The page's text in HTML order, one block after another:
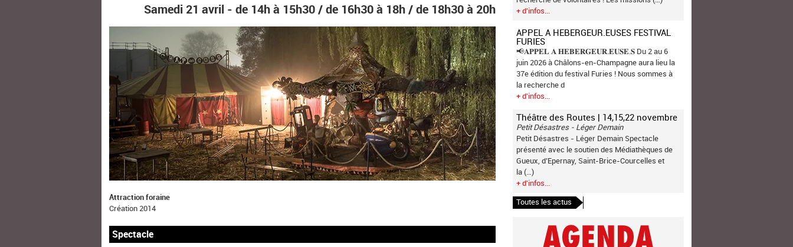
Samedi 21 avril - de 14h à 15h30 / de 16h30 à 18h / de 18h30 à 20h
Attraction foraine
Création 2014
Spectacle
+ d'infos...
APPEL A HEBERGEUR.EUSES FESTIVAL
FURIES
📢𝐀𝐏𝐏𝐄𝐋 𝐀 𝐇𝐄𝐁𝐄𝐑𝐆𝐄𝐔𝐑.𝐄𝐔𝐒𝐄.𝐒 Du 2 au 6
juin 2026 à Châlons-en-Champagne aura lieu la
37e édition du festival Furies ! Nous sommes à
la recherche d
+ d'infos...
Théâtre des Routes | 14,15,22 novembre
Petit Désastres - Léger Demain
Petit Désastres - Léger Demain Spectacle
présenté avec le soutien des Médiathèques de
Gueux, d’Epernay, Saint-Brice-Courcelles et
la (…)
+ d'infos...
Toutes les actus